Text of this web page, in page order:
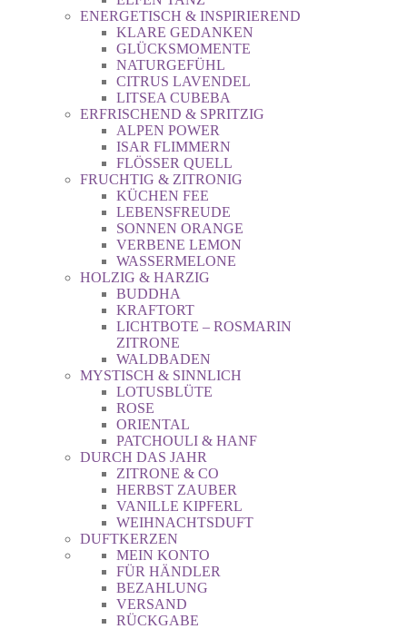
ENERGETISCH & INSPIRIEREND
KLARE GEDANKEN
GLÜCKSMOMENTE
NATURGEFÜHL
CITRUS LAVENDEL
LITSEA CUBEBA
ERFRISCHEND & SPRITZIG
ALPEN POWER
ISAR FLIMMERN
FLÖSSER QUELL
FRUCHTIG & ZITRONIG
KÜCHEN FEE
LEBENSFREUDE
SONNEN ORANGE
VERBENE LEMON
WASSERMELONE
HOLZIG & HARZIG
BUDDHA
KRAFTORT
LICHTBOTE – ROSMARIN
ZITRONE
WALDBADEN
MYSTISCH & SINNLICH
LOTUSBLÜTE
ROSE
ORIENTAL
PATCHOULI & HANF
DURCH DAS JAHR
ZITRONE & CO
HERBST ZAUBER
VANILLE KIPFERL
WEIHNACHTSDUFT
DUFTKERZEN
MEIN KONTO
FÜR HÄNDLER
BEZAHLUNG
VERSAND
RÜCKGABE